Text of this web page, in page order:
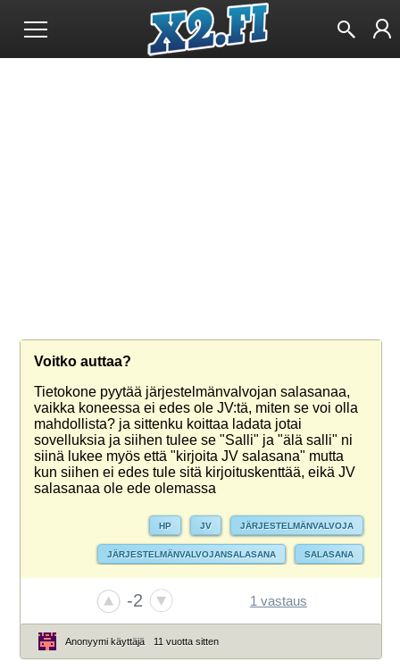
Voitko auttaa?
Tietokone pyytää järjestelmänvalvojan salasanaa,
vaikka koneessa ei edes ole JV:tä, miten se voi olla
mahdollista? ja sittenku koittaa ladata jotai
sovelluksia ja siihen tulee se "Salli" ja "älä salli" ni
siinä lukee myös että "kirjoita JV salasana" mutta
kun siihen ei edes tule sitä kirjoituskenttää, eikä JV
salasanaa ole ede olemassa
HP JV JÄRJESTELMÄNVALVOJA
JÄRJESTELMÄNVALVOJANSALASANA SALASANA
-2 1 vastaus
Anonyymi käyttäjä 11 vuotta sitten